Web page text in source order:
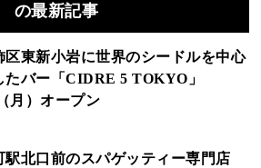
の最新記事
区東新小岩に世界のシードルを中心
たバー「CIDRE 5 TOKYO」
月）オープン
駅北口前のスパゲッティー専門店